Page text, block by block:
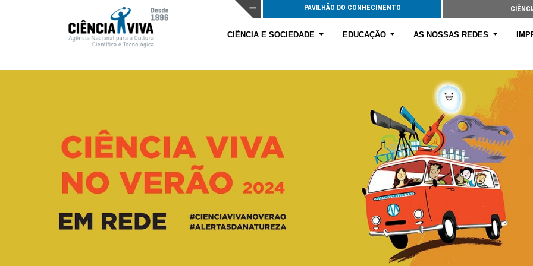
PAVILHÃO DO CONHECIMENTO
CIÊNCIA E SOCIEDADE EDUCAÇÃO AS NOSSAS REDES